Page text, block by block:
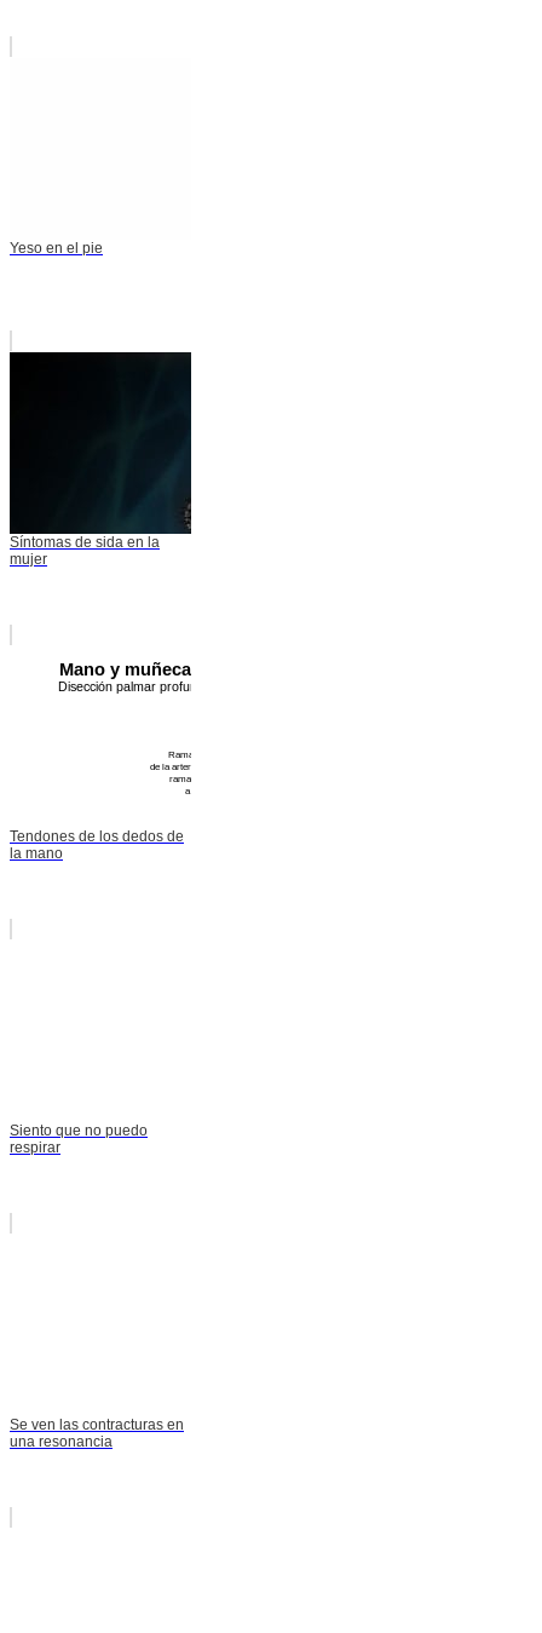
Yeso en el pie
Síntomas de sida en la
mujer
Tendones de los dedos de
la mano
Siento que no puedo
respirar
Se ven las contracturas en
una resonancia